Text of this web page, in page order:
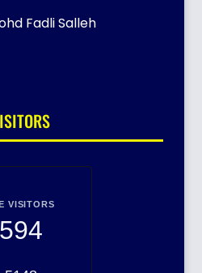
Fadli Salleh
VISITORS
594